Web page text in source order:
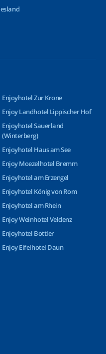
Enjoyhotel Zur Krone
Enjoy Landhotel Lippischer Hof
Enjoyhotel Sauerland
(Winterberg)
Enjoyhotel Haus am See
Enjoy Moezelhotel Bremm
Enjoyhotel am Erzengel
Enjoyhotel König von Rom
Enjoyhotel am Rhein
Enjoy Weinhotel Veldenz
Enjoyhotel Bottler
Enjoy Eifelhotel Daun